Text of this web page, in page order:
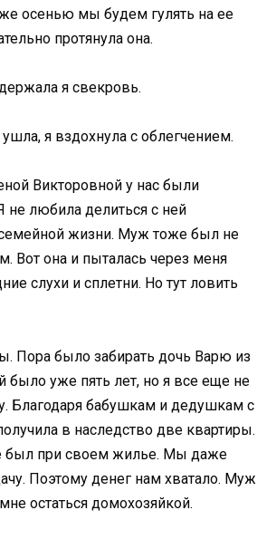
осенью мы будем гулять на ее
протянула она.
я свекровь.
я вздохнула с облегчением.
Викторовной у нас были
не любила делиться с ней
жизни. Муж тоже был не
Вот она и пыталась через меня
слухи и сплетни. Но тут ловить
Пора было забирать дочь Варю из
было уже пять лет, но я все еще не
Благодаря бабушкам и дедушкам с
в наследство две квартиры.
был при своем жилье. Мы даже
Поэтому денег нам хватало. Муж
остаться домохозяйкой.